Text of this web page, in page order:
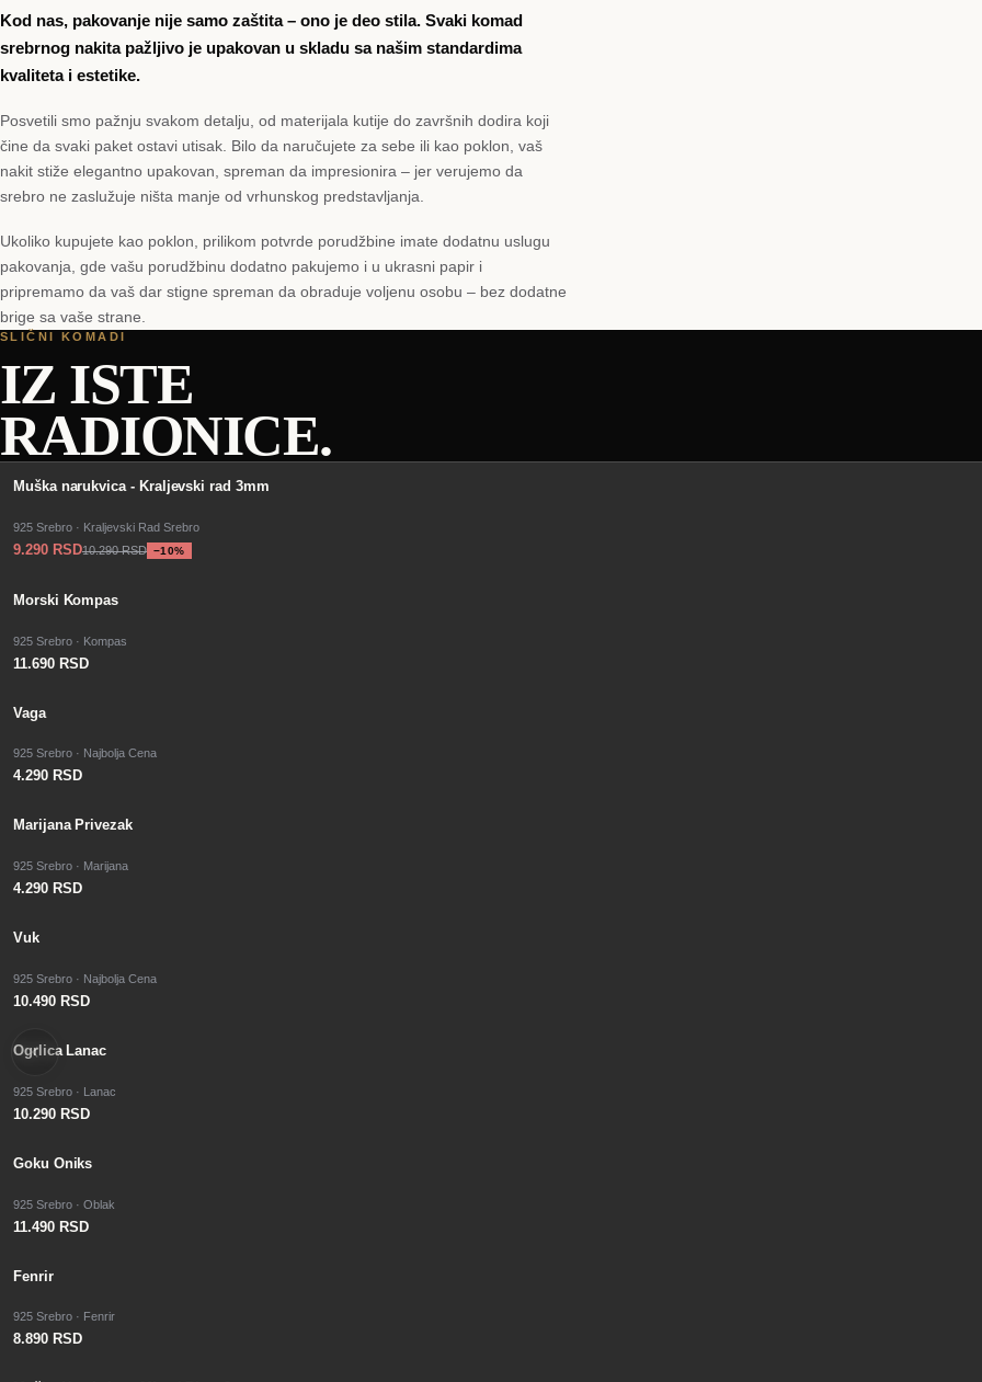
Kod nas, pakovanje nije samo zaštita – ono je deo stila. Svaki komad
srebrnog nakita pažljivo je upakovan u skladu sa našim standardima
kvaliteta i estetike.
Posvetili smo pažnju svakom detalju, od materijala kutije do završnih dodira koji
čine da svaki paket ostavi utisak. Bilo da naručujete za sebe ili kao poklon, vaš
nakit stiže elegantno upakovan, spreman da impresionira – jer verujemo da
srebro ne zaslužuje ništa manje od vrhunskog predstavljanja.
Ukoliko kupujete kao poklon, prilikom potvrde porudžbine imate dodatnu uslugu
pakovanja, gde vašu porudžbinu dodatno pakujemo i u ukrasni papir i
pripremamo da vaš dar stigne spreman da obraduje voljenu osobu – bez dodatne
brige sa vaše strane.
SLIČNI KOMADI
IZ ISTE
RADIONICE.
−10%
SALE
Muška narukvica - Kraljevski rad 3mm
925 Srebro · Kraljevski Rad Srebro
9.290 RSD10.290 RSD −10%
Morski Kompas
925 Srebro · Kompas
11.690 RSD
Vaga
925 Srebro · Najbolja Cena
4.290 RSD
Marijana Privezak
925 Srebro · Marijana
4.290 RSD
Vuk
925 Srebro · Najbolja Cena
10.490 RSD
Ogrlica Lanac
925 Srebro · Lanac
10.290 RSD
Goku Oniks
925 Srebro · Oblak
11.490 RSD
Fenrir
925 Srebro · Fenrir
8.890 RSD